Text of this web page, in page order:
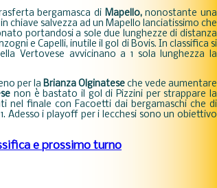
bergamasca di Mapello,nonostante una
chiave salvezza ad un Mapello lanciatissimo che
portandosi a sole due lunghezze di distanza
e Capelli, inutile il gol di Bovis. In classifica si
Vertovese avvicinano a 1 sola lunghezza la
per la Brianza Olginatese che vede aumentare
non è bastato il gol di Pizzini per strappare la
finale con Facoetti dai bergamaschi che di
Adesso i playoff per i lecchesi sono un obiettivo
e prossimo turno